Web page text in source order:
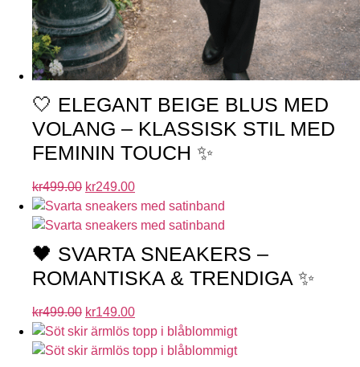
🤍 ELEGANT BEIGE BLUS MED
VOLANG – KLASSISK STIL MED
FEMININ TOUCH ✨
kr499.00 kr249.00
🖤 SVARTA SNEAKERS –
ROMANTISKA & TRENDIGA ✨
kr499.00 kr149.00